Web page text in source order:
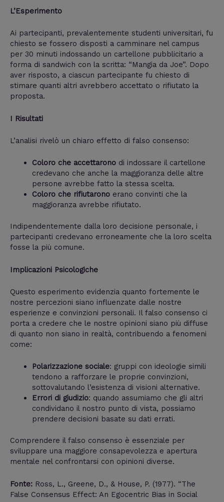
L’Esperimento
Ai partecipanti, prevalentemente studenti universitari, fu
chiesto se fossero disposti a camminare nel campus
per 30 minuti indossando un cartellone pubblicitario a
forma di sandwich con la scritta: “Mangia da Joe”. Dopo
aver risposto, a ciascun partecipante fu chiesto di
stimare quanti altri avrebbero accettato o rifiutato la
proposta.
I Risultati
L’analisi rivelò un chiaro effetto di falso consenso:
Coloro che accettaronodi indossare il cartellone
credevano che anche la maggioranza delle altre
persone avrebbe fatto la stessa scelta.
Coloro che rifiutaronoerano convinti che la
maggioranza avrebbe rifiutato.
Indipendentemente dalla loro decisione personale, i
partecipanti credevano erroneamente che la loro scelta
fosse la più comune.
Implicazioni Psicologiche
Questo esperimento evidenzia quanto fortemente le
nostre percezioni siano influenzate dalle nostre
esperienze e convinzioni personali. Il falso consenso ci
porta a credere che le nostre opinioni siano più diffuse
di quanto non siano in realtà, contribuendo a fenomeni
come:
Polarizzazione sociale: gruppi con ideologie simili
tendono a rafforzare le proprie convinzioni,
sottovalutando l’esistenza di visioni alternative.
Errori di giudizio: quando assumiamo che gli altri
condividano il nostro punto di vista, possiamo
prendere decisioni basate su dati errati.
Comprendere il falso consenso è essenziale per
sviluppare una maggiore consapevolezza e apertura
mentale nel confrontarsi con opinioni diverse.
Fonte: Ross, L., Greene, D., & House, P. (1977). “The
False Consensus Effect: An Egocentric Bias in Social